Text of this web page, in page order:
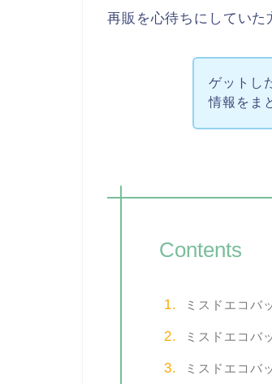
再販を心待ちにしていた
ゲットし
情報をま
Contents
ミスドエコバ
ミスドエコバ
ミスドエコバ